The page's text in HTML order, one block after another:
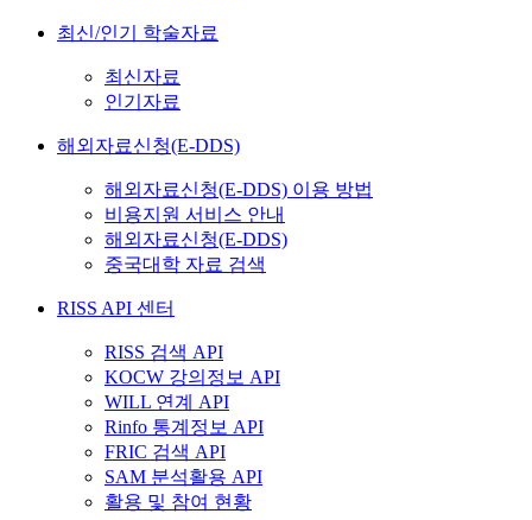
최신/인기 학술자료
최신자료
인기자료
해외자료신청(E-DDS)
해외자료신청(E-DDS) 이용 방법
비용지원 서비스 안내
해외자료신청(E-DDS)
중국대학 자료 검색
RISS API 센터
RISS 검색 API
KOCW 강의정보 API
WILL 연계 API
Rinfo 통계정보 API
FRIC 검색 API
SAM 분석활용 API
활용 및 참여 현황